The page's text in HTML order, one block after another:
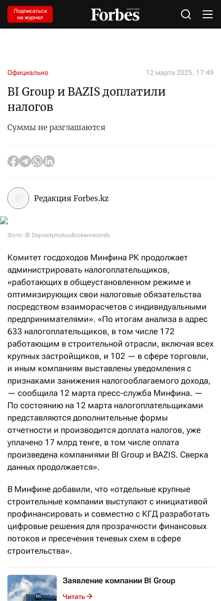
Подписаться
на журнал
Официально 12 марта 2025, 17:49
BI Group и BAZIS доплатили
налогов
Суммы не разглашаются
Редакция Forbes.kz
Фото: © Depositphotos/brokenrecords
Комитет госдоходов Минфина РК продолжает
администрировать налогоплательщиков,
«работающих в общеустановленном режиме и
оптимизирующих свои налоговые обязательства
посредством взаиморасчетов с индивидуальными
предпринимателями». «По итогам анализа в адрес
633 налогоплательщиков, в том числе 172
работающим в строительной отрасли, включая всех
крупных застройщиков, и 102 — в сфере торговли,
и иным компаниям выставлены уведомления с
признаками занижения налогооблагаемого дохода,
— сообщила 12 марта пресс-служба Минфина. —
По состоянию на 12 марта налогоплательщиками
представляются дополнительные формы
отчетности и производится доплата налогов, уже
уплачено 17 млрд тенге, в том числе оплата
произведена компаниями BI Group и BAZIS. Сверка
данных продолжается».
В Минфине добавили, что «отдельные крупные
строительные компании выступают с инициативой
профинансировать и совместно с КГД разработать
цифровые решения для прозрачности финансовых
потоков и пресечения теневых схем в сфере
строительства».
Заявление компании BI Group
Читать